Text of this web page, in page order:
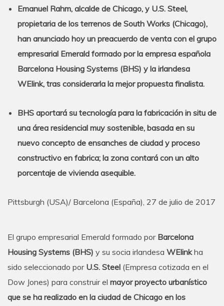
Emanuel Rahm, alcalde de Chicago, y U.S. Steel,
propietaria de los terrenos de South Works (Chicago),
han anunciado hoy un preacuerdo de venta con el grupo
empresarial Emerald formado por la empresa española
Barcelona Housing Systems (BHS) y la irlandesa
WElink, tras considerarla la mejor propuesta finalista.
BHS aportará su tecnología para la fabricación in situ de
una área residencial muy sostenible, basada en su
nuevo concepto de ensanches de ciudad y proceso
constructivo en fabrica; la zona contará con un alto
porcentaje de vivienda asequible.
Pittsburgh (USA)/ Barcelona (España), 27 de julio de 2017
El grupo empresarial Emerald formado por Barcelona
Housing Systems (BHS) y su socia irlandesa WElinkha
sido seleccionado por U.S. Steel (Empresa cotizada en el
Dow Jones) para construir el mayor proyecto urbanístico
que se ha realizado en la ciudad de Chicago en los